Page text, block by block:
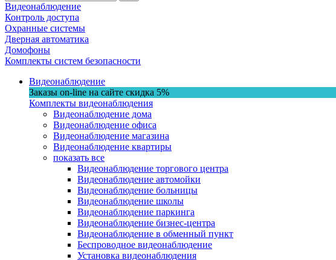
Видеонаблюдение
Контроль доступа
Охранные системы
Дверная автоматика
Домофоны
Комплекты систем безопасности
Видеонаблюдение
Заказы on-line на сaйте скидка 5%
Комплекты видеонаблюдения
Видеонаблюдение дома
Видеонаблюдение офиса
Видеонаблюдение магазина
Видеонаблюдение квартиры
показать все
Видеонаблюдение торгового центра
Видеонаблюдение автомойки
Видеонаблюдение больницы
Видеонаблюдение школы
Видеонаблюдение паркинга
Видеонаблюдение бизнес-центра
Видеонаблюдение в обменный пункт
Беспроводное видеонаблюдение
Установка видеонаблюдения